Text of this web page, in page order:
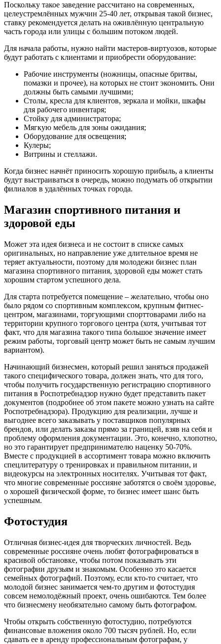
Поскольку такое заведение рассчитано на современных,
целеустремлённых мужчин 25-40 лет, открывая такой бизнес,
ставку рекомендуется делать на оживлённую центральную
часть города или улицы с большим потоком людей.
Для начала работы, нужно найти мастеров-виртуозов, которые
будут работать с клиентами и приобрести оборудование:
Рабочие инструменты (ножницы, опасные бритвы,
помазки и прочее), на которых не стоит экономить. Они
должны быть самыми лучшими;
Столы, кресла для клиентов, зеркала и мойки, шкафы
для рабочего инвентаря;
Стойку для администратора;
Мягкую мебель для зоны ожидания;
Оборудование для освещения;
Кулеры;
Витрины и стеллажи.
Когда бизнес начнёт приносить хорошую прибыль, а клиенты
будут выстраиваться в очередь, можно подумать об открытии
филиалов в удалённых точках города.
Магазин спортивного питания и
здоровой еды
Может эта идея бизнеса и не состоит в списке самых
оригинальных, но направление уже длительное время не
теряет актуальности, поэтому для молодежи бизнес план
магазина спортивного питания, здоровой еды может стать
хорошим стартом успешного дела.
Для старта потребуется помещение – желательно, чтобы оно
было рядом со спортивным комплексом, крупным фитнес-
центром, магазинами, торгующими спорттоварами либо на
территории крупного торгового центра (хотя, учитывая тот
факт, что для магазина такого типа большое значение имеет
режим работы, торговый центр может быть не самым лучшим
вариантом).
Начинающий бизнесмен, который решил заняться продажей
такого специфического товара, должен знать, что для того,
чтобы получить государственную регистрацию спортивного
питания в Роспотребнадзор нужно будет представить пакет
документов (подробнее об этом пакете можно узнать на сайте
Роспотребнадзора). Продукцию для реализации, лучше и
выгоднее всего заказывать у поставщиков популярных
брендов, или делать заказы прямо за границей, взяв на себя и
проблему оформления документации. Это, конечно, хлопотно,
но это гарантирует предпринимателю наценку 50-70%.
Вместе с продукцией в ассортимент товара можно включить
спецлитературу о тренировках и правильном питании, и
видеокурсы на электронных носителях. Учитывая тот факт,
что многие современные россияне заботятся о своём здоровье,
о хорошей физической форме, то бизнес имеет шанс быть
успешным.
Фотостудия
Отличная бизнес-идея для творческих личностей. Ведь
современные россияне очень любят фотографироваться в
красивой обстановке, чтобы потом показывать эти
фотографии друзьям и знакомым. Особенно это касается
семейных фотографий. Поэтому, если кто-то считает, что
молодой бизнес занимается чем-то другим и фотостудия
совсем немолодёжный проект, очень ошибаются. Тем более
что бизнесмену необязательно самому быть фотографом.
Чтобы открыть собственную фотостудию, потребуются
финансовые вложения около 700 тысяч рублей. Но, если
сдавать ее в аренду профессиональным фотографам, у